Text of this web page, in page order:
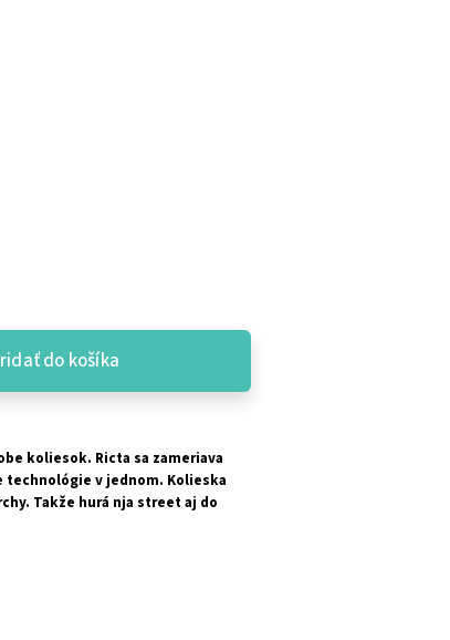
do košíka
koliesok. Ricta sa zameriava
v jednom. Kolieska
Takže hurá nja street aj do